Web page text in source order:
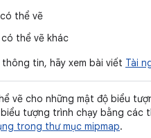
thể vẽ
thể vẽ khác
tin, hãy xem bài viết Tài
vẽ cho những mật độ biểu
tượng trình chạy bằng các
trong thư mục mipmap.